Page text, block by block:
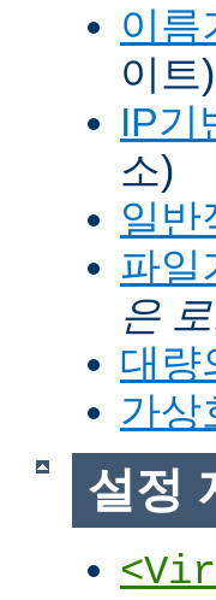
이름
이트)
IP기
소)
일반
파일
은
대량
가상
설정